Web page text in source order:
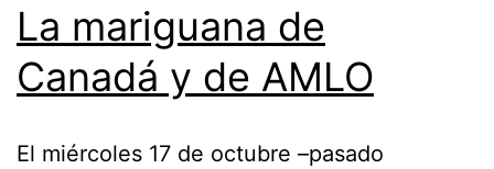
La mariguana de
Canadá y de AMLO
El miércoles 17 de octubre –pasado